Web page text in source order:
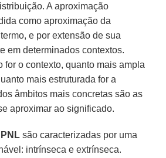
A aproximação
como aproximação da
e por extensão de sua
em determinados contextos.
for o contexto, quanto mais ampla
mais estruturada for a
âmbitos mais concretas são as
aproximar ao significado.
PNL são caracterizadas por uma
intrínseca e extrínseca.